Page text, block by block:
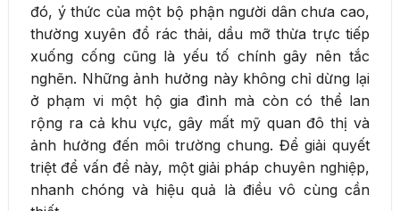
đó, ý thức của một bộ phận người dân chưa cao,
thường xuyên đổ rác thải, dầu mỡ thừa trực tiếp
xuống cống cũng là yếu tố chính gây nên tắc
nghẽn. Những ảnh hưởng này không chỉ dừng lại
ở phạm vi một hộ gia đình mà còn có thể lan
rộng ra cả khu vực, gây mất mỹ quan đô thị và
ảnh hưởng đến môi trường chung. Để giải quyết
triệt để vấn đề này, một giải pháp chuyên nghiệp,
nhanh chóng và hiệu quả là điều vô cùng cần